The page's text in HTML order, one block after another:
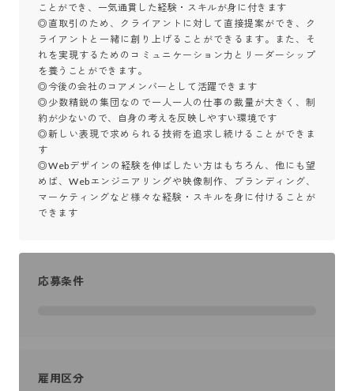
ことができ、一気通貫した経験・スキルが身に付きます
◎直取引のため、クライアントに対して直接提案ができ、ク
ライアントと一緒に創り上げることができるます。また、そ
れを実現するためのコミュニケーション力とリーダーシップ
を養うことができます。
◎今後の会社のコアメンバーとして活躍できます
◎少数精鋭の集団なので一人一人の仕事の裁量が大きく、制
約が少ないので、自身の考えを反映しやすい環境です
◎新しい表現で求められる技術を追求し続けることができま
す
◎Webデザインの経験を伸ばしたい方はもちろん、他にも望
めば、Webエンジニアリングや映像制作、ブランディング、
マーケティングなど様々な経験・スキルを身に付けることが
できます
応募条件
雇用区分